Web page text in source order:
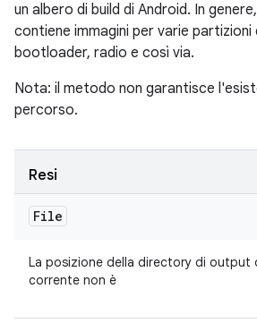
un albero di build di Android. In
contiene immagini per varie partizioni
bootloader, radio e così via.
Nota: il metodo non garantisce
percorso.
Resi
File
La posizione della directory di output
corrente non è